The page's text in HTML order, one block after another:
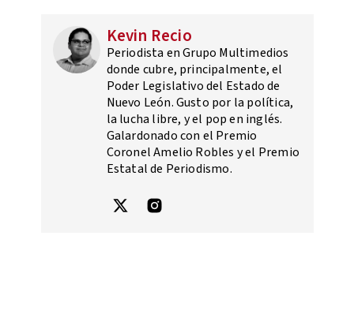
Kevin Recio
Periodista en Grupo Multimedios
donde cubre, principalmente, el
Poder Legislativo del Estado de
Nuevo León. Gusto por la política,
la lucha libre, y el pop en inglés.
Galardonado con el Premio
Coronel Amelio Robles y el Premio
Estatal de Periodismo.